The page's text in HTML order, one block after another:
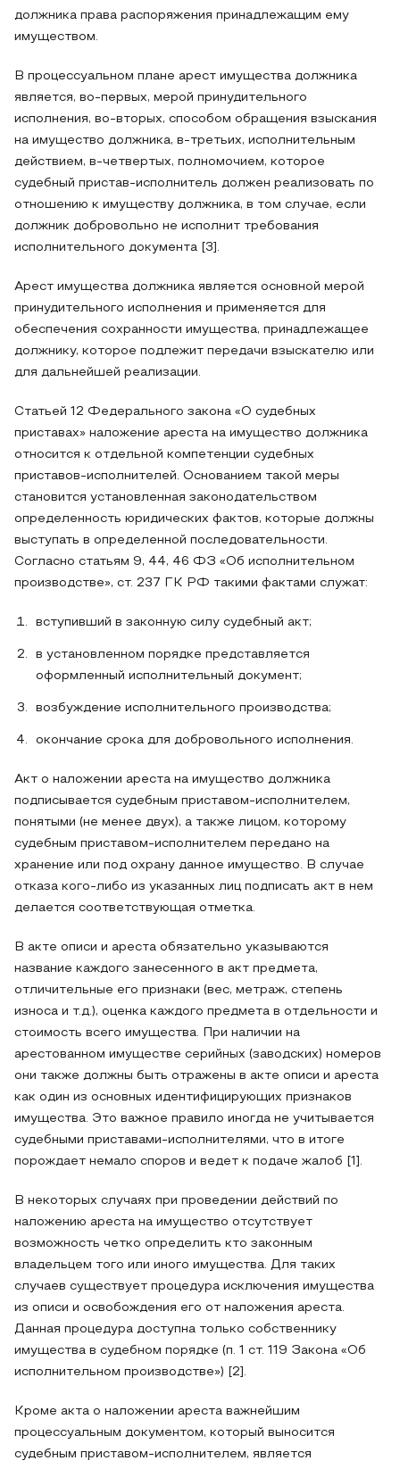
должника права распоряжения принадлежащим ему
имуществом.
В процессуальном плане арест имущества должника
является, во-первых, мерой принудительного
исполнения, во-вторых, способом обращения взыскания
на имущество должника, в-третьих, исполнительным
действием, в-четвертых, полномочием, которое
судебный пристав-исполнитель должен реализовать по
отношению к имуществу должника, в том случае, если
должник добровольно не исполнит требования
исполнительного документа [3].
Арест имущества должника является основной мерой
принудительного исполнения и применяется для
обеспечения сохранности имущества, принадлежащее
должнику, которое подлежит передачи взыскателю или
для дальнейшей реализации.
Статьей 12 Федерального закона «О судебных
приставах» наложение ареста на имущество должника
относится к отдельной компетенции судебных
приставов-исполнителей. Основанием такой меры
становится установленная законодательством
определенность юридических фактов, которые должны
выступать в определенной последовательности.
Согласно статьям 9, 44, 46 ФЗ «Об исполнительном
производстве», ст. 237 ГК РФ такими фактами служат:
вступивший в законную силу судебный акт;
в установленном порядке представляется
оформленный исполнительный документ;
возбуждение исполнительного производства;
окончание срока для добровольного исполнения.
Акт о наложении ареста на имущество должника
подписывается судебным приставом-исполнителем,
понятыми (не менее двух), а также лицом, которому
судебным приставом-исполнителем передано на
хранение или под охрану данное имущество. В случае
отказа кого-либо из указанных лиц подписать акт в нем
делается соответствующая отметка.
В акте описи и ареста обязательно указываются
название каждого занесенного в акт предмета,
отличительные его признаки (вес, метраж, степень
износа и т.д.), оценка каждого предмета в отдельности и
стоимость всего имущества. При наличии на
арестованном имуществе серийных (заводских) номеров
они также должны быть отражены в акте описи и ареста
как один из основных идентифицирующих признаков
имущества. Это важное правило иногда не учитывается
судебными приставами-исполнителями, что в итоге
порождает немало споров и ведет к подаче жалоб [1].
В некоторых случаях при проведении действий по
наложению ареста на имущество отсутствует
возможность четко определить кто законным
владельцем того или иного имущества. Для таких
случаев существует процедура исключения имущества
из описи и освобождения его от наложения ареста.
Данная процедура доступна только собственнику
имущества в судебном порядке (п. 1 ст. 119 Закона «Об
исполнительном производстве») [2].
Кроме акта о наложении ареста важнейшим
процессуальным документом, который выносится
судебным приставом-исполнителем, является